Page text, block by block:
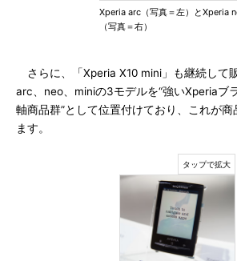
Xperia arc（写真＝左）とXperia
（写真＝右）
さらに、「Xperia X10 mini」も継続して
arc、neo、miniの3モデルを“強いXperiaブ
軸商品群”として位置付けており、これが商
ます。